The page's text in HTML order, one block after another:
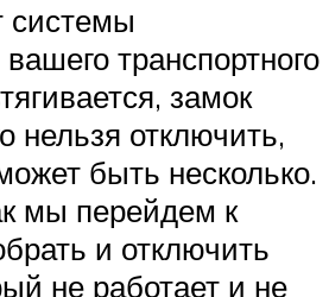
системы
транспортного
замок
нельзя отключить,
быть несколько.
мы перейдем к
и отключить
не работает и не